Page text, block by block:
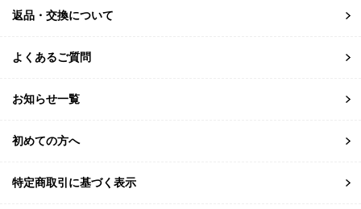
返品・交換について
よくあるご質問
お知らせ一覧
初めての方へ
特定商取引に基づく表示